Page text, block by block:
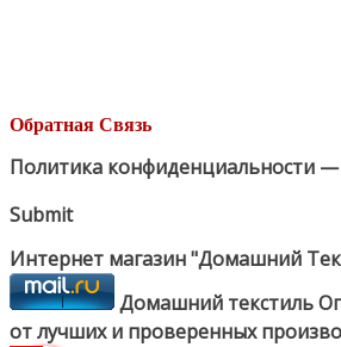
Обратная Связь
Политика конфиденциальности —
Submit
Интернет магазин "Домашний
Домашний текстиль
от лучших и проверенных